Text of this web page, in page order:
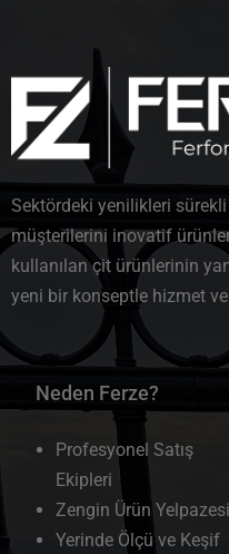
Sektördeki yenilikleri
müşterilerini inovatif
kullanılan çit ürünlerinin
yeni bir konseptle hizmet
Neden Ferze?
Profesyonel Satış
Ekipleri
Zengin Ürün Yelpazesi
Yerinde Ölçü ve Keşif